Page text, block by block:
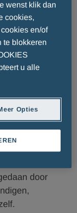
een
markt is
door de arts
dat het
daarna.
alle
als gevolg
door
wenst klik dan
cookies,
en/of
te blokkeren
u alle
Opties